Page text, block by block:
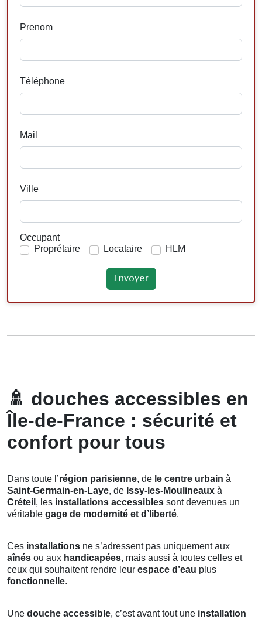
Prenom
Téléphone
Mail
Ville
Occupant
Proprétaire
Locataire HLM
🚿 douches accessibles en
Île-de-France : sécurité et
confort pour tous
Dans toute l’région parisienne, de le centre urbain à
Saint-Germain-en-Laye, de Issy-les-Moulineaux à
Créteil , les installations accessibles sont devenues un
véritable gage de modernité et d’liberté.
Ces installations ne s’adressent pas uniquement aux
aînés ou aux handicapées, mais aussi à toutes celles et
ceux qui souhaitent rendre leur espace d’eau plus
fonctionnelle.
Une douche accessible, c’est avant tout une installation